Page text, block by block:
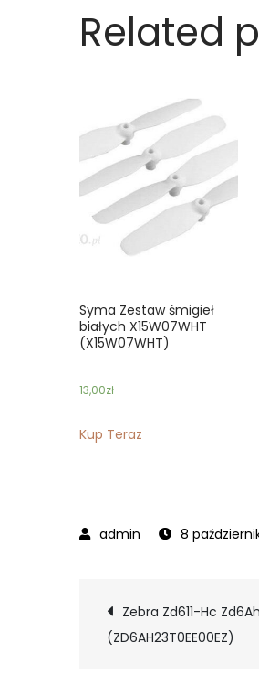
Related
Syma Zestaw śmigieł
białych X15W07WHT
(X15W07WHT)
13,00zł
Kup Teraz
8
Zebra Zd611-Hc
(ZD6AH23T0EE00EZ)